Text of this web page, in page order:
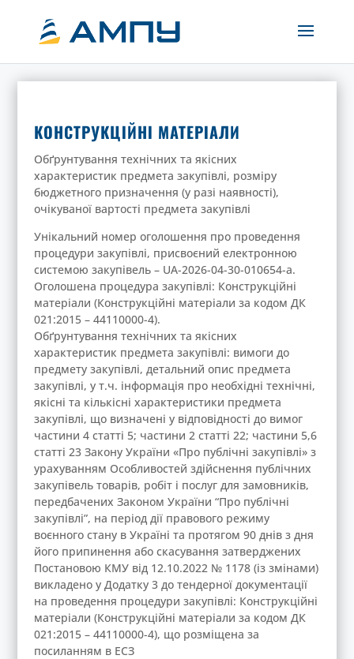
КОНСТРУКЦІЙНІ МАТЕРІАЛИ
Обґрунтування технічних та якісних
характеристик предмета закупівлі, розміру
бюджетного призначення (у разі наявності),
очікуваної вартості предмета закупівлі
Унікальний номер оголошення про проведення
процедури закупівлі, присвоєний електронною
системою закупівель – UA-2026-04-30-010654-a.
Оголошена процедура закупівлі: Конструкційні
матеріали (Конструкційні матеріали за кодом ДК
021:2015 – 44110000-4).
Обґрунтування технічних та якісних
характеристик предмета закупівлі: вимоги до
предмету закупівлі, детальний опис предмета
закупівлі, у т.ч. інформація про необхідні технічні,
якісні та кількісні характеристики предмета
закупівлі, що визначені у відповідності до вимог
частини 4 статті 5; частини 2 статті 22; частини 5,6
статті 23 Закону України «Про публічні закупівлі» з
урахуванням Особливостей здійснення публічних
закупівель товарів, робіт і послуг для замовників,
передбачених Законом України “Про публічні
закупівлі”, на період дії правового режиму
воєнного стану в Україні та протягом 90 днів з дня
його припинення або скасування затверджених
Постановою КМУ від 12.10.2022 № 1178 (із змінами)
викладено у Додатку 3 до тендерної документації
на проведення процедури закупівлі: Конструкційні
матеріали (Конструкційні матеріали за кодом ДК
021:2015 – 44110000-4), що розміщена за
посиланням в ЕСЗ